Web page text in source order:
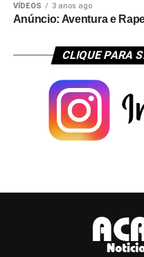
VÍDEOS 3 anos ago
Anúncio: Aventura e
CLIQUE PARA